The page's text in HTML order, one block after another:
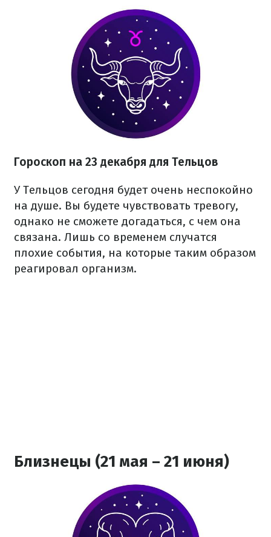
Гороскоп на 23 декабря для Тельцов
У Тельцов сегодня будет очень неспокойно
на душе. Вы будете чувствовать тревогу,
однако не сможете догадаться, с чем она
связана. Лишь со временем случатся
плохие события, на которые таким образом
реагировал организм.
Близнецы (21 мая – 21 июня)